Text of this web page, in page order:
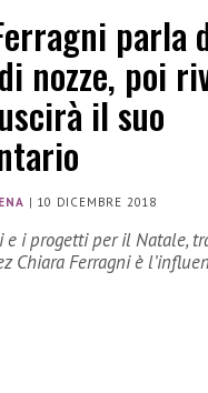
parla
nozze, poi
il suo
| 10 DICEMBRE 2018
e i progetti per il Natale,
Chiara Ferragni è